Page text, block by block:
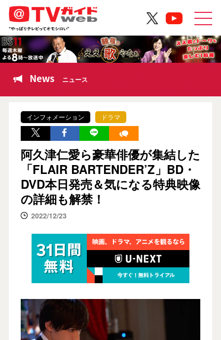
News ニュース
インフォメーション ドラマ
阿久津仁愛ら豪華俳優が集結した
「FLAIR BARTENDER’Z」BD・
DVD本日発売＆気になる特典映像
の詳細も解禁！
2022/12/23